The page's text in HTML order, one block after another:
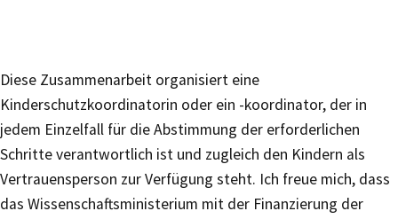
Diese Zusammenarbeit organisiert eine
Kinderschutzkoordinatorin oder ein -koordinator, der in
jedem Einzelfall für die Abstimmung der erforderlichen
Schritte verantwortlich ist und zugleich den Kindern als
Vertrauensperson zur Verfügung steht. Ich freue mich, dass
das Wissenschaftsministerium mit der Finanzierung der